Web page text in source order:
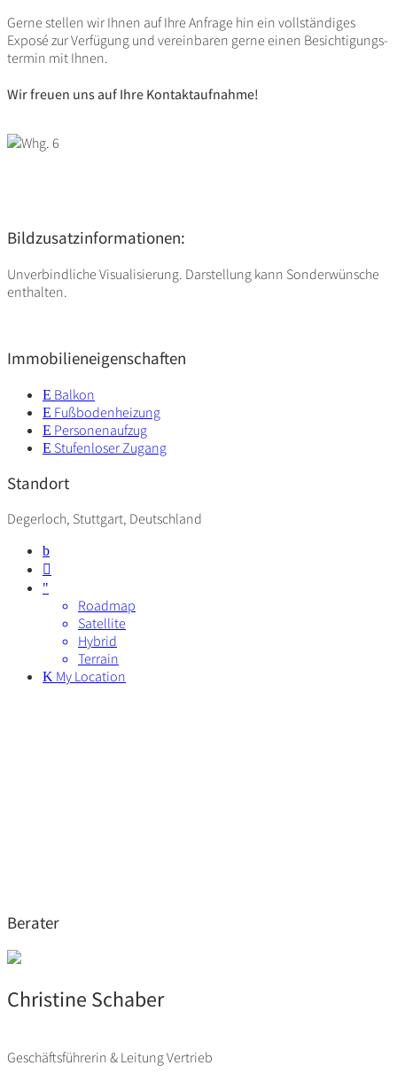
Gerne stellen wir Ihnen auf Ihre Anfrage hin ein voll­stän­diges
Exposé zur Verfü­gung und verein­baren gerne einen Besich­ti­gungs­
termin mit Ihnen.
Wir freuen uns auf Ihre Kontaktaufnahme!
Bildzusatzinformationen:
Unver­bind­liche Visua­li­sie­rung. Darstel­lung kann Sonder­wün­sche
enthalten.
Immobilieneigenschaften
Balkon
Fußbodenheizung
Personenaufzug
Stufenloser Zugang
Standort
Degerloch, Stuttgart, Deutschland
Roadmap
Satellite
Hybrid
Terrain
My Location
Berater
Christine Schaber
Geschäftsführerin & Leitung Vertrieb